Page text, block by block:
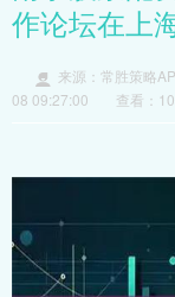
作论坛在上
来源：常胜策略
08 09:27:00
查看：